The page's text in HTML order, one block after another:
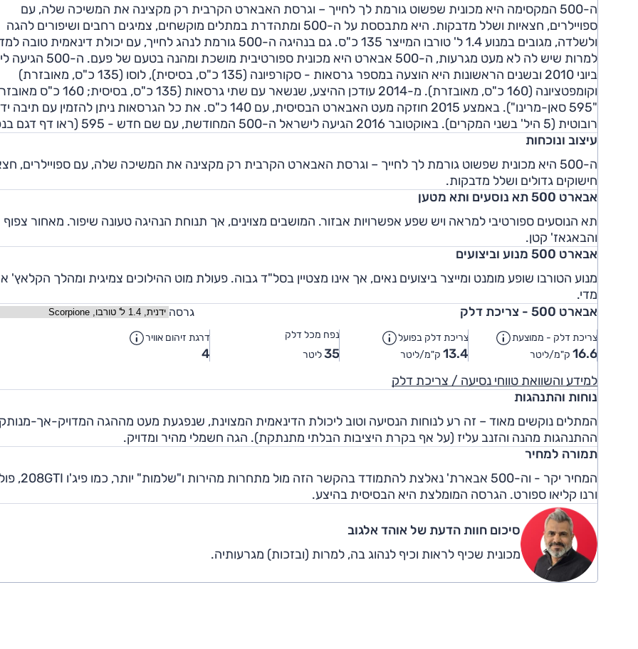
ה-500 המקסימה היא מכונית שפשוט גורמת לך לחייך – וגרסת האבארט הקרבית רק מקצינה את המשיכה שלה, עם
ספויילרים, חצאיות ושלל מדבקות. היא מתבססת על ה-500 ומתהדרת במתלים מוקשחים, צמיגים רחבים ושיפורים להגה
ולשלדה, מגובים במנוע 1.4 ל' טורבו המייצר 135 כ"ס. גם בנהיגה ה-500 גורמת לנהג לחייך, עם יכולת דינאמית טובה
למרות שיש לה לא מעט מגרעות, ה-500 אבארט היא מכונית
ביוני 2010 ובשנים הראשונות היא הוצעה במספר גרסאות - סקורפיונה (135 כ"ס, בסיסית), לוסו (135 כ"ס, מאובזרת)
וקומפטציונה (160 כ"ס, מאובזרת). מ-2014 עודכן ההיצע, שנשאר עם שתי גרסאות (135
"595 סאן-מרינו"). באמצע 2015 חוזקה מעט האבארט הבסיסית, עם 140 כ"ס. את כל הגרסאות ניתן להזמין עם
רובוטית (5 היל' בשני המקרים). באוקטובר 2016 הגיעה לישראל ה-500 המחודשת, עם שם חדש - 595 (ראו דף דגם בנפרד).
עיצוב ונוכחות
ה-500 היא מכונית שפשוט גורמת לך לחייך – וגרסת האבארט הקרבית רק מקצינה את המשיכה שלה, עם ספויילרים,
חישוקים גדולים ושלל מדבקות.
אבארט 500 תא נוסעים ותא מטען
תא הנוסעים ספורטיבי למראה ויש שפע אפשרויות אבזור. המושבים מצוינים, אך תנוחת הנהיגה טעונה שיפור. מאחור צפוף
והבאגאז' קטן.
אבארט 500 מנוע וביצועים
מנוע הטורבו שופע מומנט ומייצר ביצועים נאים, אך אינו מצטיין בסל"ד גבוה. פעולת מוט ההילוכים צמיגית ומהלך הקלאץ'
מדי.
אבארט 500 - צריכת דלק
גרסה
צריכת דלק - ממוצעת
16.6 ק"מ/ליטר
צריכת דלק בפועל
13.4 ק"מ/ליטר
נפח מכל דלק
35ליטר
דרגת זיהום אוויר
4
למידע והשוואת טווחי נסיעה / צריכת דלק
נוחות והתנהגות
המתלים נוקשים מאוד – זה רע לנוחות הנסיעה וטוב ליכולת הדינאמית המצוינת, שנפגעת מעט מההגה המדויק-אך-
ההתנהגות מהנה והזנב עליז (על אף בקרת היציבות הבלתי מתנתקת). הגה חשמלי מהיר ומדויק.
תמורה למחיר
ורנו קליאו ספורט. הגרסה המומלצת היא הבסיסית בהיצע.
סיכום חוות הדעת של אוהד אלגוב
מכונית שכיף לראות וכיף לנהוג בה, למרות (ובזכות) מגרעותיה.